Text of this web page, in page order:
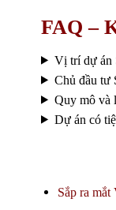
FAQ –
Vị trí dự án
Chủ đầu tư
Quy mô và
Dự án có
Sắp ra